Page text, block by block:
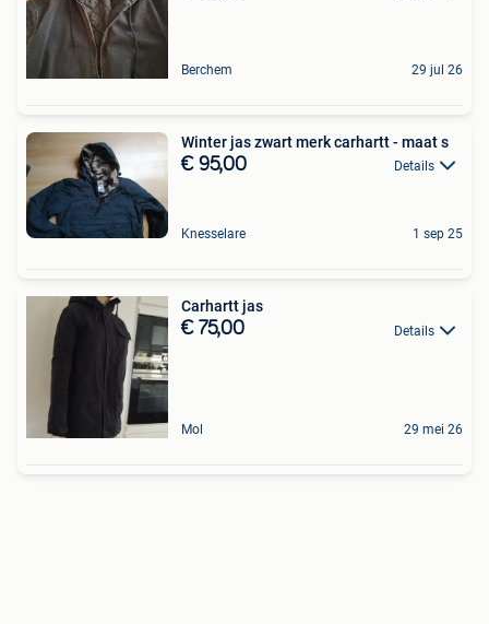
Berchem 29 jul 26
Winter jas zwart merk carhartt - maat s
€ 95,00 Details
Knesselare 1 sep 25
Carhartt jas
€ 75,00 Details
Mol 29 mei 26